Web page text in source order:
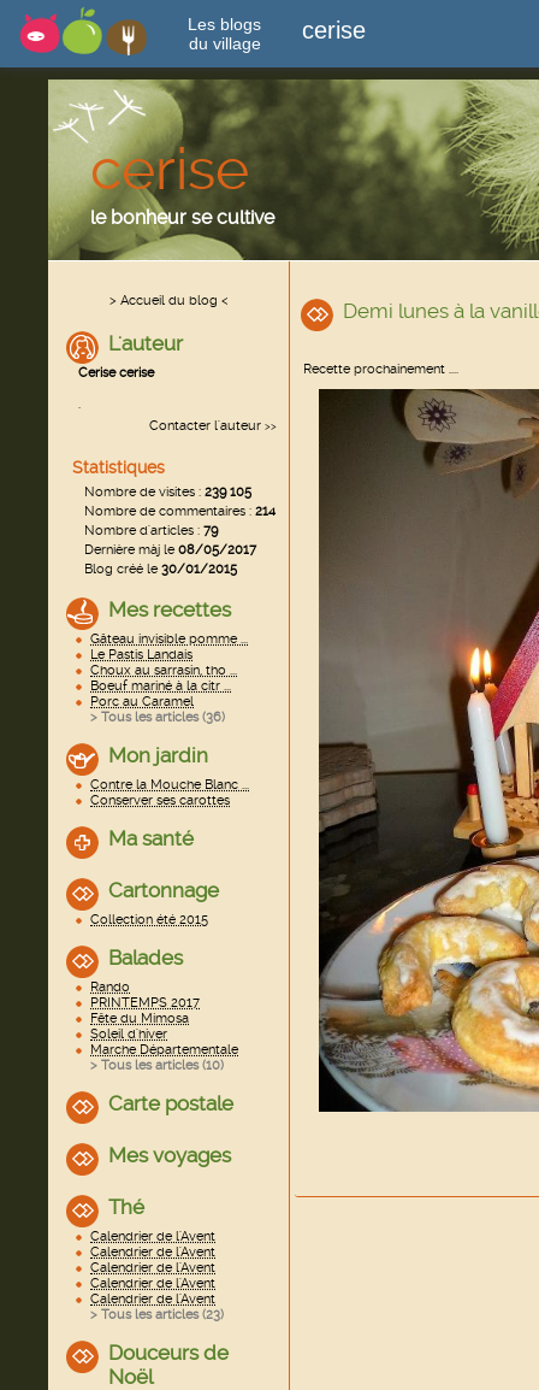
Les blogs
du village
cerise
cerise
le bonheur se cultive
> Accueil du blog <
L'auteur
Cerise cerise
.
Contacter l'auteur >>
Statistiques
Nombre de visites : 239 105
Nombre de commentaires : 214
Nombre d'articles : 79
Dernière màj le08/05/2017
Blog créé le30/01/2015
Mes recettes
Gâteau invisible pomme ...
Le Pastis Landais
Choux au sarrasin, tho ...
Boeuf mariné à la citr ...
Porc au Caramel
> Tous les articles (36)
Mon jardin
Contre la Mouche Blanc ...
Conserver ses carottes
Ma santé
Cartonnage
Collection été 2015
Balades
Rando
PRINTEMPS 2017
Fête du Mimosa
Soleil d'hiver
Marche Départementale
> Tous les articles (10)
Carte postale
Mes voyages
Thé
Calendrier de l'Avent
Calendrier de l'Avent
Calendrier de l'Avent
Calendrier de l'Avent
Calendrier de l'Avent
> Tous les articles (23)
Douceurs de
Noël
Demi lunes à la
Recette prochainement ....